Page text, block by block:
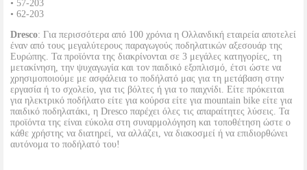
• 57-203
• 62-203
Dresco: Για περισσότερα από 100 χρόνια η Ολλανδική εταιρεία αποτελεί
έναν από τους μεγαλύτερους παραγωγούς ποδηλατικών αξεσουάρ της
Ευρώπης. Τα προϊόντα της διακρίνονται σε 3 μεγάλες κατηγορίες, τη
μετακίνηση, την ψυχαγωγία και τον παιδικό εξοπλισμό, έτσι ώστε να
χρησιμοποιούμε με ασφάλεια το ποδήλατό μας για τη μετάβαση στην
εργασία ή το σχολείο, για τις βόλτες ή για το παιχνίδι. Είτε πρόκειται
για ηλεκτρικό ποδήλατο είτε για κούρσα είτε για mountain bike είτε για
παιδικό ποδηλατάκι, η Dresco παρέχει όλες τις απαραίτητες λύσεις. Τα
προϊόντα της είναι εύκολα στη συναρμολόγηση και τοποθέτηση ώστε ο
κάθε χρήστης να διατηρεί, να αλλάζει, να διακοσμεί ή να επιδιορθώνει
αυτόνομα το ποδήλατό του!